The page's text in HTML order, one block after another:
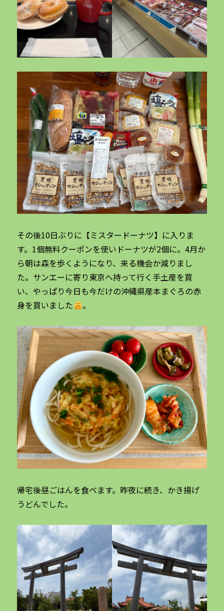
その後10日ぶりに【ミスタードーナツ】に入りま
す。1個無料クーポンを使いドーナツが2個に。4月か
ら朝は森を歩くようになり、来る機会か減りまし
た。サンエーに寄り東京へ持って行く手土産を買
い、やっぱり今日も今だけの沖縄県産本まぐろの赤
身を買いました
。
帰宅後昼ごはんを食べます。昨夜に続き、かき揚げ
うどんでした。